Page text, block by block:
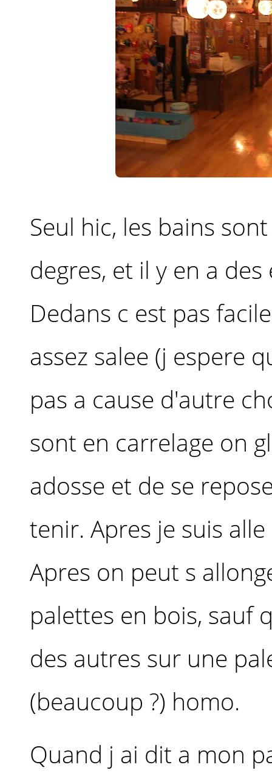
Seul hic, les bains
degres, et il y en a
Dedans c est pas
assez salee (j espere
pas a cause d'autre
sont en carrelage on
adosse et de se
tenir. Apres je suis
Apres on peut s
palettes en bois, sauf
des autres sur une
(beaucoup ?) homo.
Quand j ai dit a mon